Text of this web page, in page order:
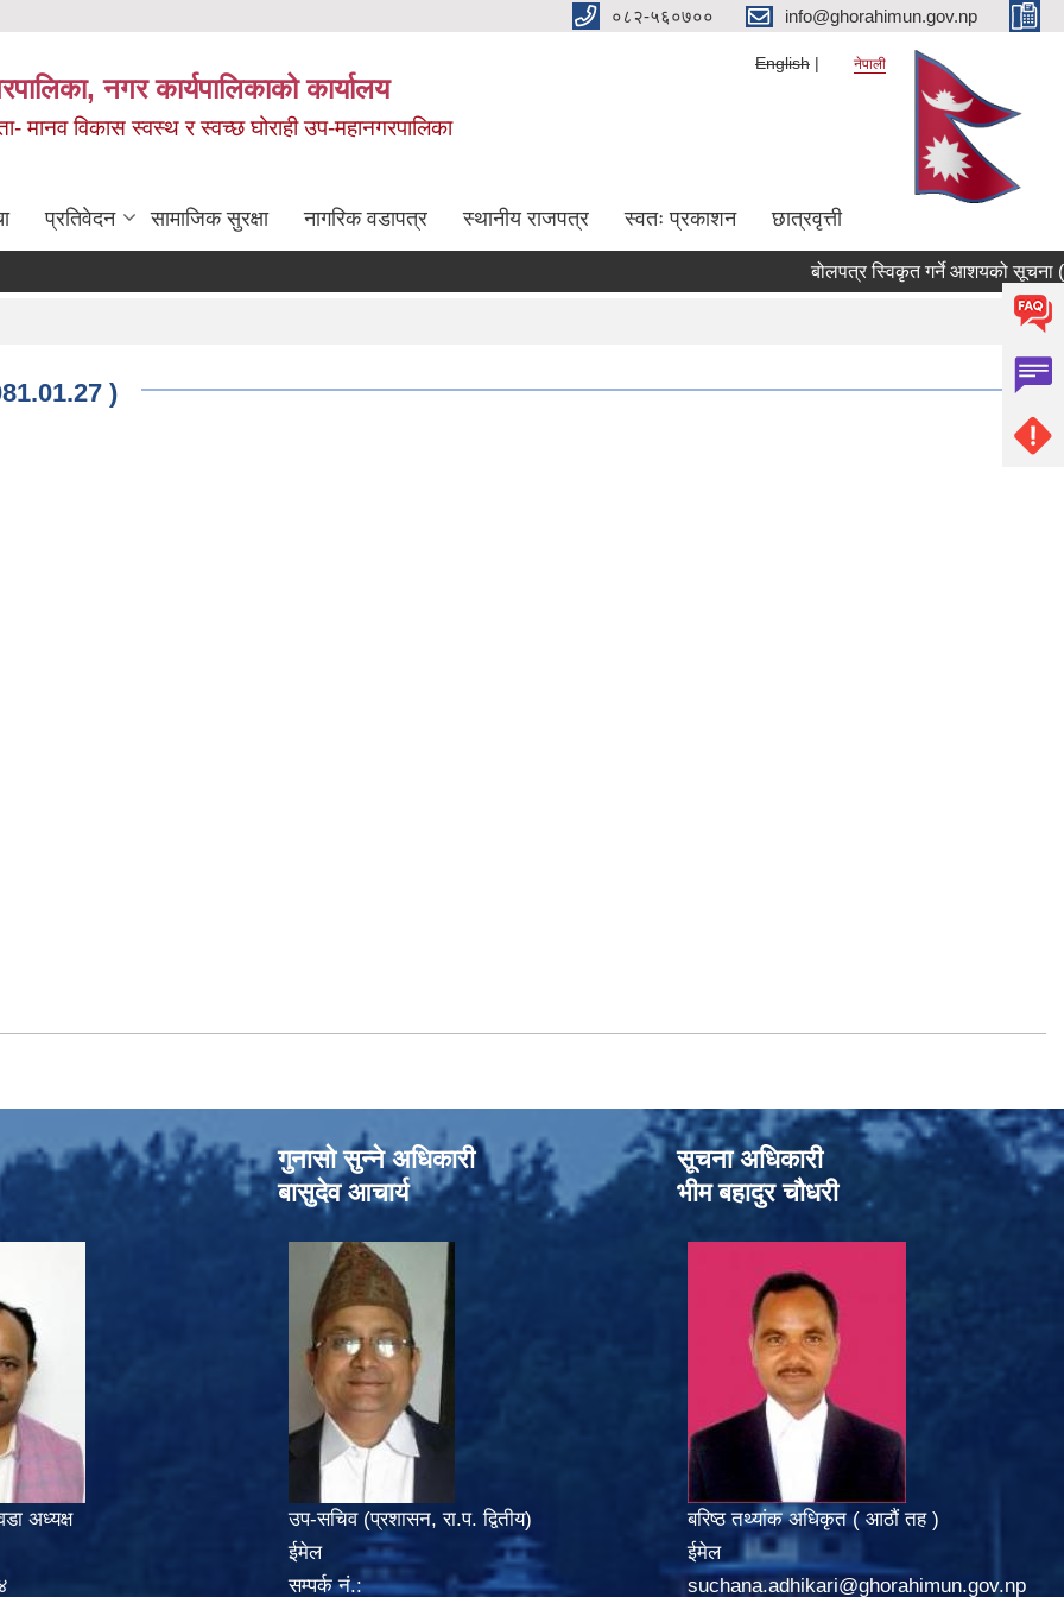
०८२-५६०७०० info@ghorahimun.gov.np
नगर कार्यपालिकाको कार्यालय
मानव विकास स्वस्थ र स्वच्छ घोराही उप-महानगरपालिका
English नेपाली
प्रतिवेदन सामाजिक सुरक्षा नागरिक वडापत्र स्थानीय राजपत्र स्वतः प्रकाशन छात्रवृत्ती
बोलपत्र स्विकृत गर्ने आशयको सूचना (
)
अध्यक्ष
गुनासो सुन्‍ने अधिकारी
बासुदेव आचार्य
उप-सचिव (प्रशासन, रा.प. द्वितीय)
ईमेल
सम्पर्क नं.:
सूचना अधिकारी
भीम बहादुर चौधरी
बरिष्ठ तथ्यांक अधिकृत ( आठौं तह )
ईमेल
suchana.adhikari@ghorahimun.gov.np